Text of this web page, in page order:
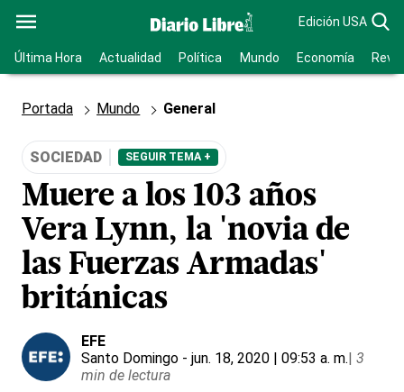
Edición USA
Última Hora Actualidad Política Mundo Economía
Portada Mundo General
SOCIEDAD SEGUIR TEMA +
Muere a los 103 años
Vera Lynn, la 'novia de
las Fuerzas Armadas'
británicas
EFE
Santo Domingo - jun. 18, 2020 | 09:53 a. m.| 3
min de lectura